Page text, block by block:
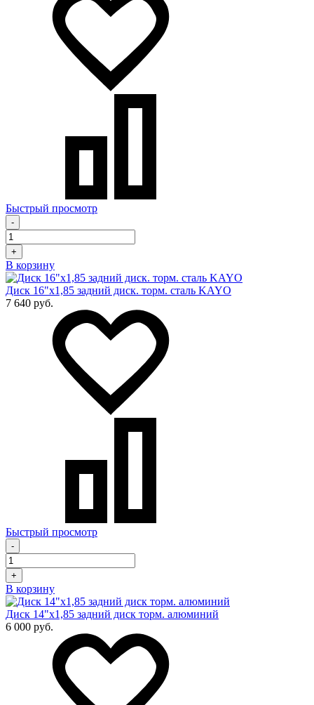
Быстрый просмотр
-
+
В корзину
Диск 16"х1,85 задний диск. торм. сталь KAYO
7 640 руб.
Быстрый просмотр
-
+
В корзину
Диск 14"х1,85 задний диск торм. алюминий
6 000 руб.